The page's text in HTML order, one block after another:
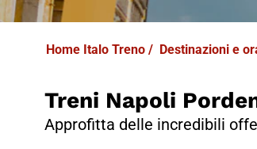
Home Italo Treno / Destinazioni e
Treni Napoli
Approfitta delle incredibili